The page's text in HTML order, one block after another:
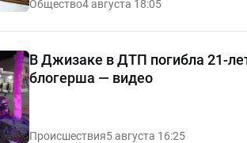
Общество4 августа 18:05
В Джизаке в ДТП погибла 21-
блогерша — видео
Происшествия5 августа 16:25